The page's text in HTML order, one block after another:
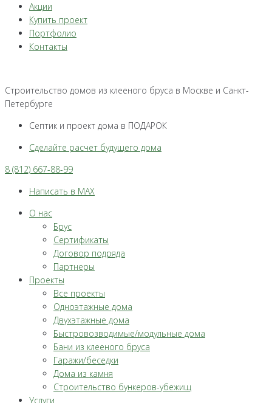
Акции
Купить проект
Портфолио
Контакты
Строительство домов из клееного бруса в Москве и Санкт-
Петербурге
Септик и проект дома в ПОДАРОК
Сделайте расчет будущего дома
8 (812) 667-88-99
Написать в MAX
О нас
Брус
Сертификаты
Договор подряда
Партнеры
Проекты
Все проекты
Одноэтажные дома
Двухэтажные дома
Быстровозводимые/модульные дома
Бани из клееного бруса
Гаражи/беседки
Дома из камня
Строительство бункеров-убежищ
Услуги